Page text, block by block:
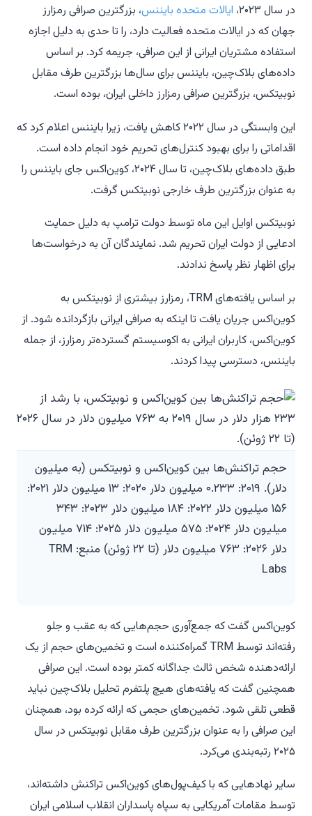
در سال ۲۰۲۳،
ایالات متحده بایننس، بزرگترین صرافی رمزارز
جهان که در ایالات متحده فعالیت دارد، را تا حدی به دلیل اجازه
استفاده مشتریان ایرانی از این صرافی، جریمه کرد. بر اساس
داده‌های بلاک‌چین، بایننس برای سال‌ها بزرگترین طرف مقابل
نوبیتکس، بزرگترین صرافی رمزارز داخلی ایران، بوده است.
این وابستگی در سال ۲۰۲۲ کاهش یافت، زیرا بایننس اعلام کرد که
اقداماتی را برای بهبود کنترل‌های تحریم خود انجام داده است.
طبق داده‌های بلاک‌چین، تا سال ۲۰۲۴، کوین‌اکس جای بایننس را
به عنوان بزرگترین طرف خارجی نوبیتکس گرفت.
نوبیتکس اوایل این ماه توسط دولت ترامپ به دلیل حمایت
ادعایی از دولت ایران تحریم شد. نمایندگان آن به درخواست‌ها
برای اظهار نظر پاسخ ندادند.
بر اساس یافته‌های TRM، رمزارز بیشتری از نوبیتکس به
کوین‌اکس جریان یافت تا اینکه به صرافی ایرانی بازگردانده شود. از
کوین‌اکس، کاربران ایرانی به اکوسیستم گسترده‌تر رمزارز، از جمله
بایننس، دسترسی پیدا کردند.
حجم تراکنش‌ها بین کوین‌اکس و نوبیتکس (به میلیون
دلار). ۲۰۱۹: ۰.۲۳۳ میلیون دلار ۲۰۲۰: ۱۳ میلیون دلار ۲۰۲۱:
۱۵۶ میلیون دلار ۲۰۲۲: ۱۸۴ میلیون دلار ۲۰۲۳: ۳۴۳
میلیون دلار ۲۰۲۴: ۵۷۵ میلیون دلار ۲۰۲۵: ۷۱۴ میلیون
دلار ۲۰۲۶: ۷۶۳ میلیون دلار (تا ۲۲ ژوئن) منبع: TRM
Labs
کوین‌اکس گفت که جمع‌آوری حجم‌هایی که به عقب و جلو
رفته‌اند توسط TRM گمراه‌کننده است و تخمین‌های حجم از یک
ارائه‌دهنده شخص ثالث جداگانه کمتر بوده است. این صرافی
همچنین گفت که یافته‌های هیچ پلتفرم تحلیل بلاک‌چین نباید
قطعی تلقی شود. تخمین‌های حجمی که ارائه کرده بود، همچنان
این صرافی را به عنوان بزرگترین طرف مقابل نوبیتکس در سال
۲۰۲۵ رتبه‌بندی می‌کرد.
سایر نهادهایی که با کیف‌پول‌های کوین‌اکس تراکنش داشته‌اند،
توسط مقامات آمریکایی به سپاه پاسداران انقلاب اسلامی ایران